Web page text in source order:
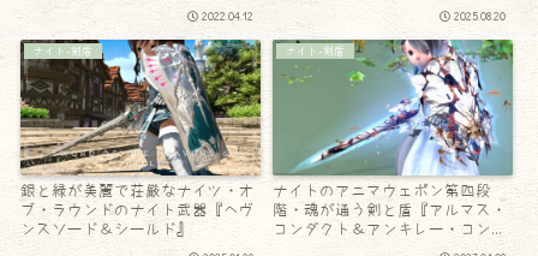
2022.04.12 2025.08.20
ナイト-剣盾
銀と緑が美麗で荘厳なナイツ・オ
ブ・ラウンドのナイト武器『ヘヴ
ンスソード＆シールド』
ナイト-剣盾
ナイトのアニマウェポン第四段
階・魂が通う剣と盾『アルマス・
コンダクト＆アンキレー・コンダ
クト』